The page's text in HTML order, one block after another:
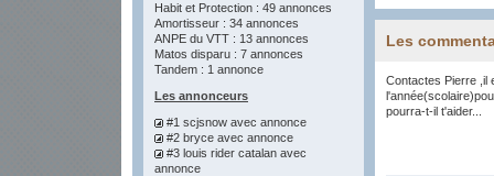
Habit et Protection : 49 annonces
Amortisseur : 34 annonces
ANPE du VTT : 13 annonces
Matos disparu : 7 annonces
Tandem : 1 annonce
Les annonceurs
#1 scjsnow avec annonce
#2 bryce avec annonce
#3 louis rider catalan avec
annonce
Les
Contactes Pierre ,il
pourra-t-il t'aider...